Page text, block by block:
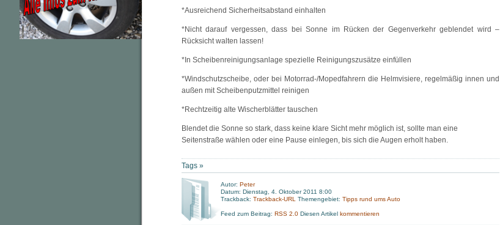
*Ausreichend Sicherheitsabstand einhalten
*Nicht darauf vergessen, dass bei Sonne im Rücken der Gegenverkehr geblendet wird –
Rücksicht walten lassen!
*In Scheibenreinigungsanlage spezielle Reinigungszusätze einfüllen
*Windschutzscheibe, oder bei Motorrad-/Mopedfahrern die Helmvisiere, regelmäßig innen und
außen mit Scheibenputzmittel reinigen
*Rechtzeitig alte Wischerblätter tauschen
Blendet die Sonne so stark, dass keine klare Sicht mehr möglich ist, sollte man eine
Seitenstraße wählen oder eine Pause einlegen, bis sich die Augen erholt haben.
Tags »
Autor: Peter
Datum: Dienstag, 4. Oktober 2011 8:00
Trackback: Trackback-URL Themengebiet: Tipps rund ums Auto
Feed zum Beitrag: RSS 2.0 Diesen Artikel kommentieren